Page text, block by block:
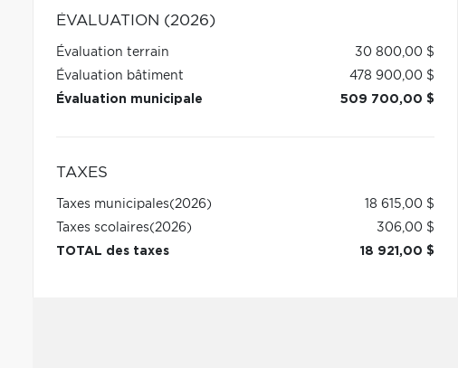
ÉVALUATION (2026)
Évaluation terrain
30 800,00 $
Évaluation bâtiment
478 900,00 $
Évaluation municipale
509 700,00 $
TAXES
Taxes municipales(2026)
18 615,00 $
Taxes scolaires(2026)
306,00 $
TOTAL des taxes
18 921,00 $